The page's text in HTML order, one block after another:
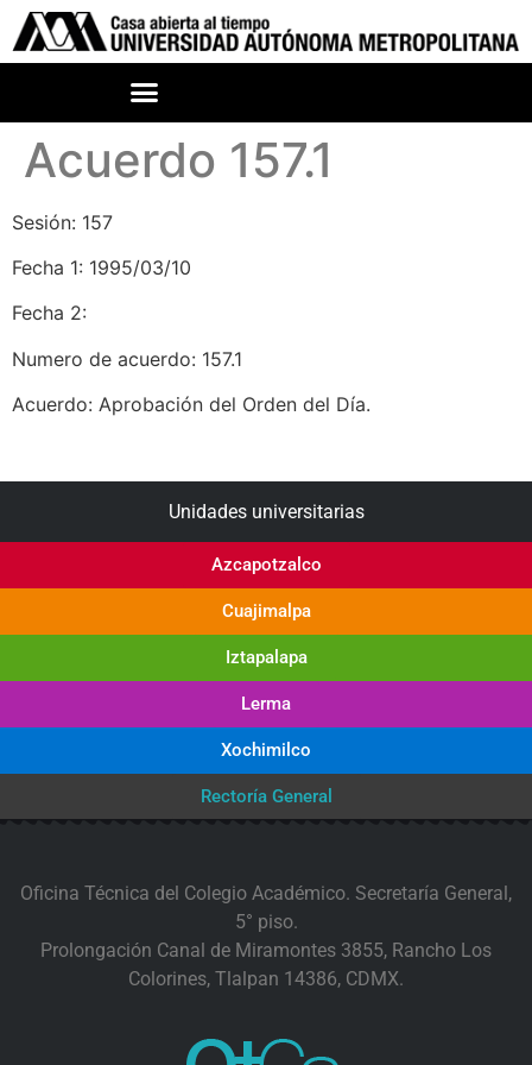
Acuerdo 157.1
Sesión: 157
Fecha 1: 1995/03/10
Fecha 2:
Numero de acuerdo: 157.1
Acuerdo: Aprobación del Orden del Día.
Unidades universitarias
Azcapotzalco
Cuajimalpa
Iztapalapa
Lerma
Xochimilco
Rectoría General
Oficina Técnica del Colegio Académico. Secretaría General,
5° piso.
Prolongación Canal de Miramontes 3855, Rancho Los
Colorines, Tlalpan 14386, CDMX.